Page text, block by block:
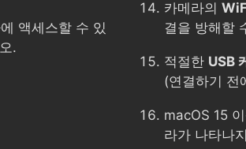
액세스할 수 있
.
카메라의
결을 방해할
적절한 USB
(연결하기 전
macOS 15
라가 나타나